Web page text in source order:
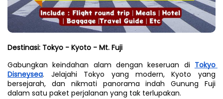
Destinasi: Tokyo - Kyoto - Mt. Fuji
Gabungkan keindahan alam dengan keseruan di Tokyo
Disneysea. Jelajahi Tokyo yang modern, Kyoto yang
bersejarah, dan nikmati panorama indah Gunung Fuji
dalam satu paket perjalanan yang tak terlupakan.